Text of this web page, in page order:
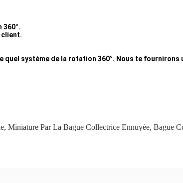
client.
quel système de la rotation 360°. Nous te
, Miniature Par La Bague Collectrice Ennuyée, Bague